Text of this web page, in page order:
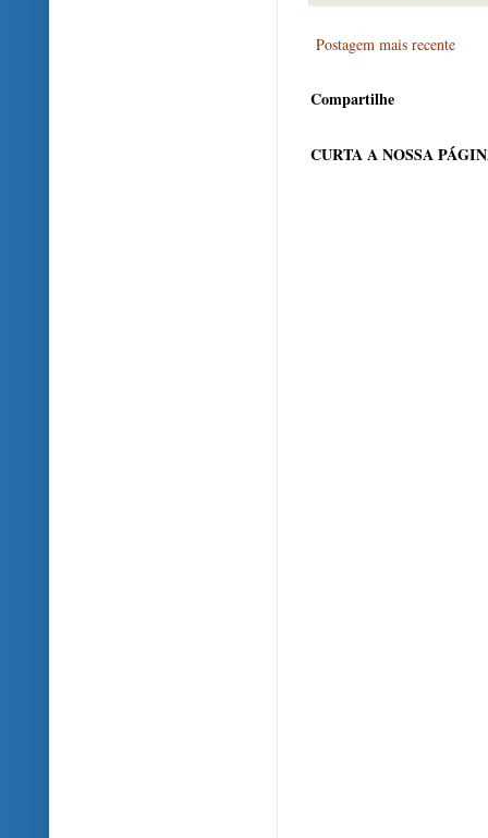
Postagem mais recente
Compartilhe
CURTA A NOSSA